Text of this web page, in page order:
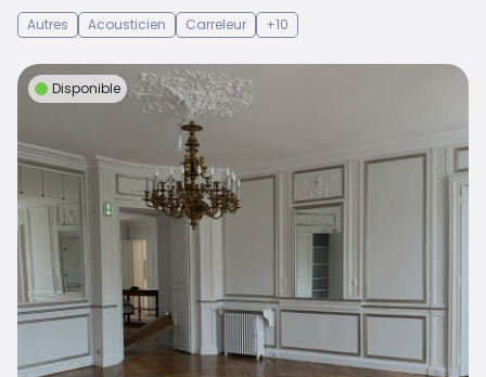
Autres
Acousticien Carreleur +10
Disponible